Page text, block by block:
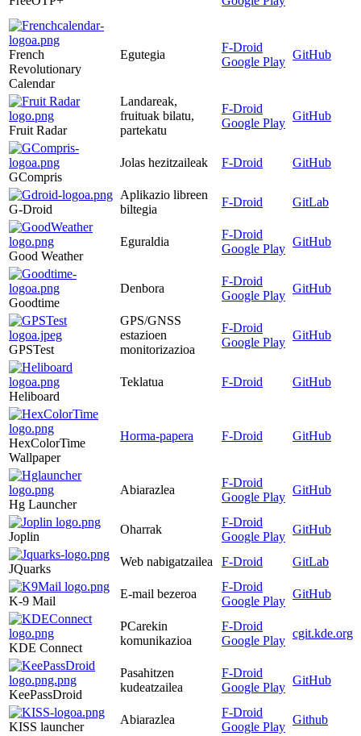
French
Revolutionary
Calendar
Egutegia
F-Droid
Google Play
GitHub
Fruit Radar
Landareak,
fruituak bilatu,
partekatu
F-Droid
Google Play
GitHub
GCompris
Jolas hezitzaileak F-Droid GitHub
G-Droid
Aplikazio libreen
biltegia
F-Droid GitLab
Good Weather
Eguraldia
F-Droid
Google Play
GitHub
Goodtime
Denbora
F-Droid
Google Play
GitHub
GPSTest
GPS/GNSS
estazioen
monitorizazioa
F-Droid
Google Play
GitHub
Heliboard
Teklatua F-Droid GitHub
HexColorTime
Wallpaper
Horma-papera F-Droid GitHub
Hg Launcher
Abiarazlea
F-Droid
Google Play
GitHub
Joplin
Oharrak
F-Droid
Google Play
GitHub
JQuarks
Web nabigatzailea F-Droid GitLab
K-9 Mail
E-mail bezeroa
F-Droid
Google Play
GitHub
KDE Connect
PCarekin
komunikazioa
F-Droid
Google Play
cgit.kde.org
KeePassDroid
Pasahitzen
kudeatzailea
F-Droid
Google Play
GitHub
KISS launcher
Abiarazlea
F-Droid
Google Play
Github